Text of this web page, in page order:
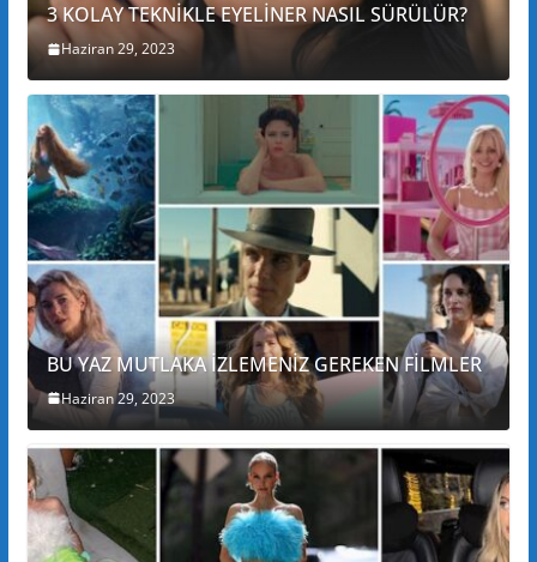
3 KOLAY TEKNİKLE EYELİNER NASIL SÜRÜLÜR?
Haziran 29, 2023
BU YAZ MUTLAKA İZLEMENİZ GEREKEN FİLMLER
Haziran 29, 2023